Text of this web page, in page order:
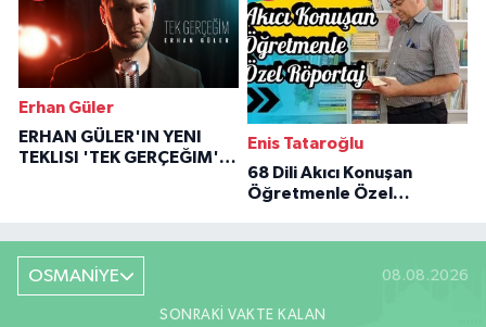
Erhan Güler
ERHAN GÜLER'IN YENI
TEKLISI 'TEK GERÇEĞIM'LE
Enis Tataroğlu
68 Dili Akıcı Konuşan
Öğretmenle Özel
OSMANİYE 08.08.2026
SONRAKI VAKTE KALAN